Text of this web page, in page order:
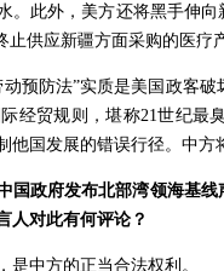
。此外，美方还将黑手伸
止供应新疆方面采购的医
预防法”实质是美国政客
经贸规则，堪称21世纪最
他国发展的错误行径。中
国政府发布北部湾领海基
人对此有何评论？
中方的正当合法权利。